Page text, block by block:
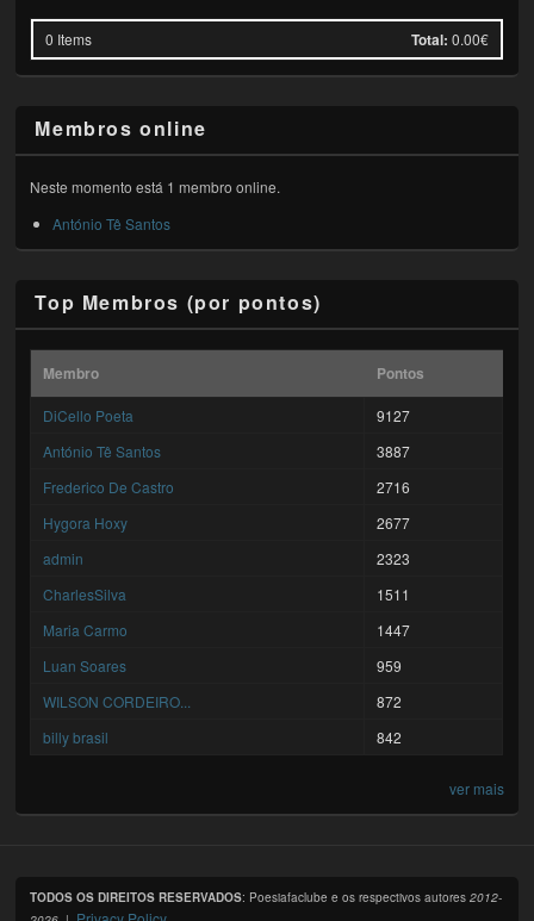
0 Items Total: 0.00€
Membros online
Neste momento está 1 membro online.
António Tê Santos
Top Membros (por pontos)
Membro Pontos
DiCello Poeta
9127
António Tê Santos
3887
Frederico De Castro
2716
Hygora Hoxy
2677
admin
2323
CharlesSilva
1511
Maria Carmo
1447
Luan Soares
959
WILSON CORDEIRO...
872
billy brasil
842
ver mais
TODOS OS DIREITOS RESERVADOS: Poesiafaclube e os respectivos autores2012-